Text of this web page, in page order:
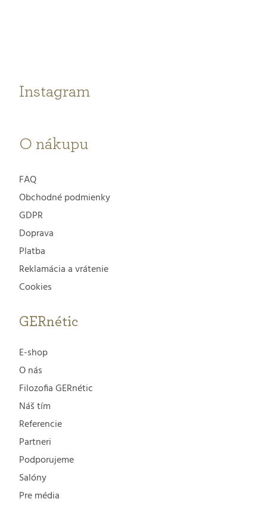
Instagram
O nákupu
FAQ
Obchodné podmienky
GDPR
Doprava
Platba
Reklamácia a vrátenie
Cookies
GERnétic
E-shop
O nás
Filozofia GERnétic
Náš tím
Referencie
Partneri
Podporujeme
Salóny
Pre média